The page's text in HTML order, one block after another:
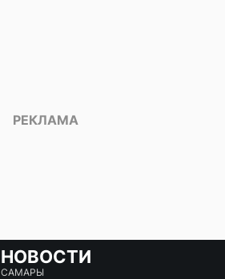
НОВОСТИ
САМАРЫ